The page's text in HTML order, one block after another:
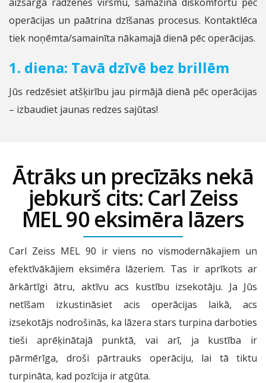
operācijas un paātrina dzīšanas procesus. Kontaktlēca
tiek noņēmta/samainīta nākamajā dienā pēc operācijas.
1. diena: Tavā dzīvē bez brillēm
Jūs redzēsiet atšķirību jau pirmājā dienā pēc operācijas
– izbaudiet jaunas redzes sajūtas!
Ātrāks un precīzāks nekā
jebkurš cits: Carl Zeiss
MEL 90 eksimēra lāzers
Carl Zeiss MEL 90 ir viens no vismodernākajiem un
efektīvākājiem eksimēra lāzeriem. Tas ir aprīkots ar
ārkārtīgi ātru, aktīvu acs kustību izsekotāju. Ja Jūs
netīšam izkustināsiet acis operācijas laikā, acs
izsekotājs nodrošinās, ka lāzera stars turpina darboties
tieši aprēķinātajā punktā, vai arī, ja kustība ir
pārmērīga, droši pārtrauks operāciju, lai tā tiktu
turpināta, kad pozīcija ir atgūta.